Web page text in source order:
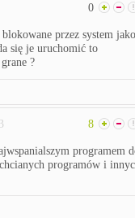
0
przez system jako
się je uruchomić to
?
8
programem
programów i